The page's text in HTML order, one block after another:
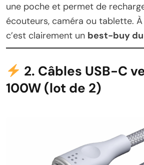
une poche et permet de
écouteurs, caméra ou tablette.
c’est clairement un best-buy
2. Câbles USB-C
100W (lot de 2)